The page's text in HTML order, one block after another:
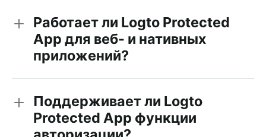
Работает ли Logto Protected
App для веб- и нативных
приложений?
Поддерживает ли Logto
Protected App функции